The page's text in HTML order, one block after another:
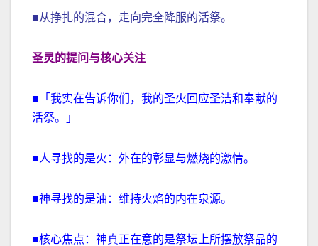
■从挣扎的混合，走向完全降服的活祭。
圣灵的提问与核心关注
■「我实在告诉你们，我的圣火回应圣洁和奉献的
活祭。」
■人寻找的是火：外在的彰显与燃烧的激情。
■神寻找的是油：维持火焰的内在泉源。
■核心焦点：神真正在意的是祭坛上所摆放祭品的